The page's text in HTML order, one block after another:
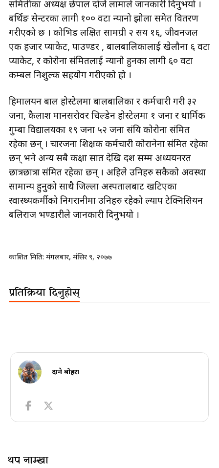
समितीका अध्यक्ष छेपाल दोर्जे लामाले जानकारी दिनुभयो ।
बर्थिङ सेन्टरका लागी १०० वटा न्यानो झोला समेत वितरण
गरीएको छ । कोभिड लक्षित सामग्री २ सय १६, जीवनजल
एक हजार प्याकेट, पाउण्डर , बालबालिकालाई खेलौना ६ वटा
प्याकेट, र कोरोना संक्रमितलाई न्यानो हुनका लागी ६० वटा
कम्बल निशुल्क सहयोग गरीएको हो ।
हिमालयन बाल होस्टेलमा बालबालिका र कर्मचारी गरी ३२
जना, कैलाश मानसरोवर चिल्डेन होस्टेलमा १ जना र धार्मिक
गुम्बा विद्यालयका १९ जना ५२ जना संक्रिय कोरोना संक्रमित
रहेका छन् । चारजना शिक्षक कर्मचारी कोरानेना संक्रमित रहेका
छन् भने अन्य सबै कक्षा सात देखि दश सम्म अध्ययनरत
छात्रछात्रा संक्रमित रहेका छन् । अहिले उनिहरु सकैको अवस्था
सामान्य हुनुको साथै जिल्ला अस्पतालबाट खटिएका
स्वास्थ्यकर्मीको निगरानीमा उनिहरु रहेको ल्याप टेक्निसियन
बलिराज भण्डारीले जानकारी दिनुभयो ।
प्रकाशित मिति: मंगलबार, मंसिर ९, २०७७
प्रतिक्रिया दिनुहोस्
दाने बोहरा
थप नाम्खा